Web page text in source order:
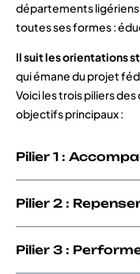
départements
toutes ses formes :
Il suit les orientations
qui émane du projet
Voici les trois piliers
objectifs principaux :
Pilier 1 :
Pilier 2 :
Pilier 3 :